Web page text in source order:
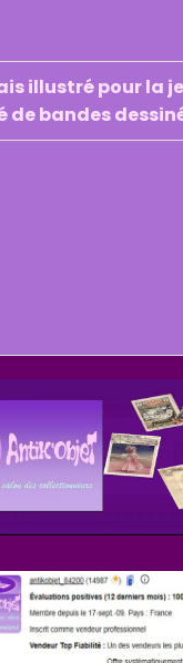
illustré pour la
de bandes